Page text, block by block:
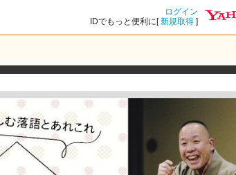
ログイン
IDでもっと便利に[新規取得 ]